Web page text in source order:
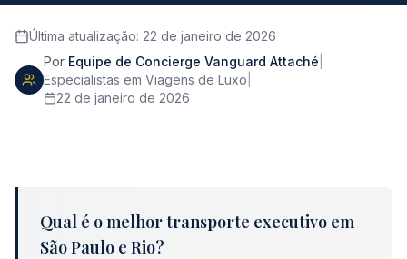
Última atualização: 22 de janeiro de 2026
Por Equipe de Concierge Vanguard Attaché
Especialistas em Viagens de Luxo
22 de janeiro de 2026
Qual é o melhor transporte executivo em
São Paulo e Rio?